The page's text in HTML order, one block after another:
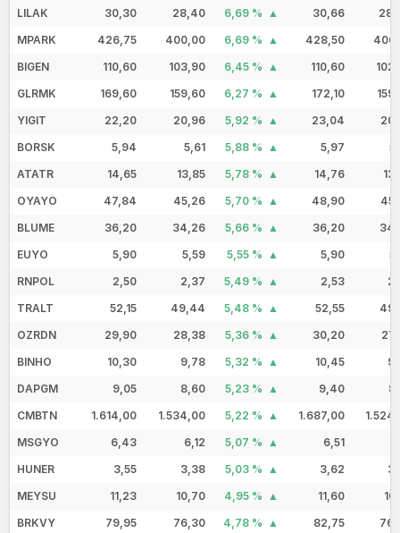
LILAK
30,30 28,40 6,69 % 30,66
MPARK
426,75 400,00 6,69 % 428,50
BIGEN
110,60 103,90 6,45 % 110,60
GLRMK
169,60 159,60 6,27 % 172,10
YIGIT
22,20 20,96 5,92 % 23,04
BORSK
5,94 5,61 5,88 % 5,97
ATATR
14,65 13,85 5,78 % 14,76
OYAYO
47,84 45,26 5,70 % 48,90
BLUME
36,20 34,26 5,66 % 36,20
EUYO
5,90 5,59 5,55 % 5,90
RNPOL
2,50 2,37 5,49 % 2,53
TRALT
52,15 49,44 5,48 % 52,55
OZRDN
29,90 28,38 5,36 % 30,20
BINHO
10,30 9,78 5,32 % 10,45
DAPGM
9,05 8,60 5,23 % 9,40
CMBTN
1.614,00 1.534,00 5,22 % 1.687,00
MSGYO
6,43 6,12 5,07 % 6,51
HUNER
3,55 3,38 5,03 % 3,62
MEYSU
11,23 10,70 4,95 % 11,60
BRKVY
79,95 76,30 4,78 % 82,75